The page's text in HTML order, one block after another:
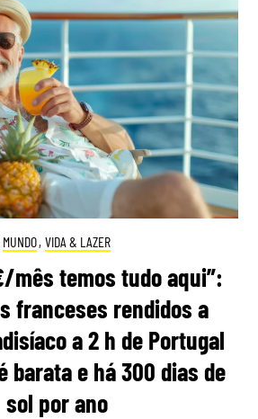
MUNDO, VIDA & LAZER
mês temos tudo aqui”:
franceses rendidos a
a 2 h de Portugal
barata e há 300 dias de
sol por ano